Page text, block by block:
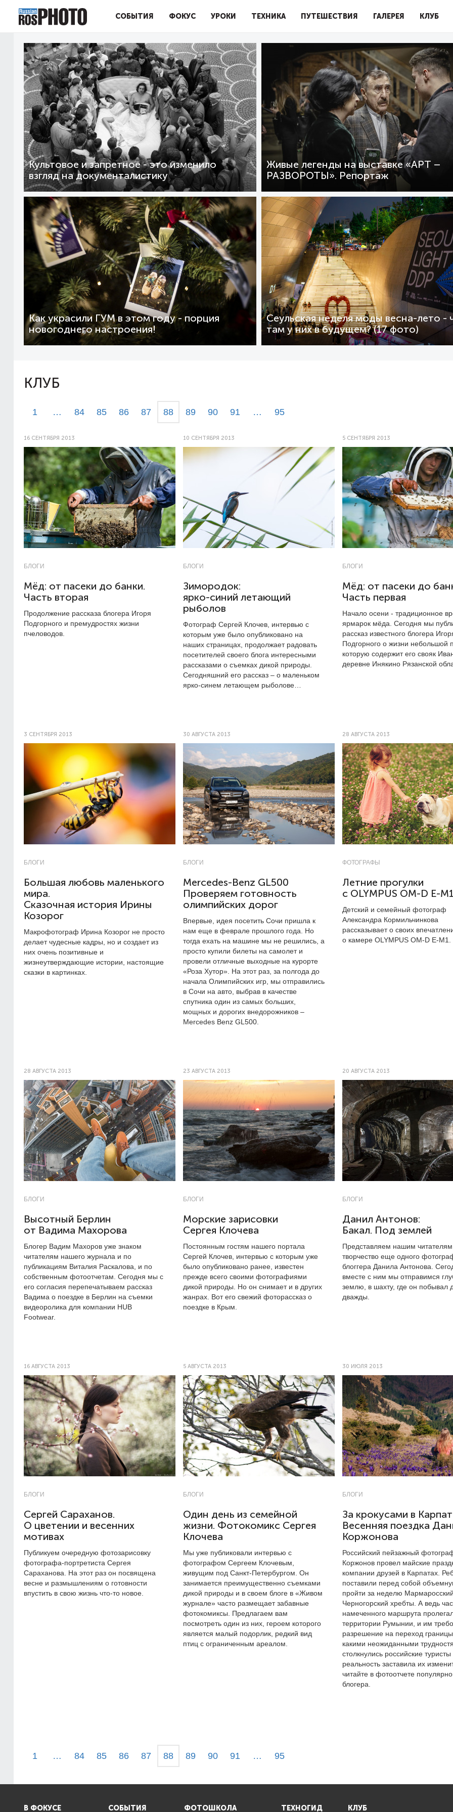
СОБЫТИЯ ФОКУС УРОКИ ТЕХНИКА ПУТЕШЕСТВИЯ ГАЛЕРЕЯ КЛУБ
Культовое и запретное - это изменило
взгляд на документалистику
Живые легенды на выставке «АРТ –
РАЗВОРОТЫ». Репортаж
Как украсили ГУМ в этом году - порция
новогоднего настроения!
Сеульская неделя моды весна-лето -
там у них в будущем? (17 фото)
КЛУБ
1 … 84 85 86 87 88 89 90 91 … 95
16 СЕНТЯБРЯ 2013
БЛОГИ
Мёд: от пасеки до банки.
Часть вторая
Продолжение рассказа блогера Игоря
Подгорного и премудростях жизни
пчеловодов.
10 СЕНТЯБРЯ 2013
БЛОГИ
Зимородок:
ярко-синий летающий
рыболов
Фотограф Сергей Клочев, интервью с
которым уже было опубликовано на
наших страницах, продолжает радовать
посетителей своего блога интересными
рассказами о съемках дикой природы.
Сегодняшний его рассказ – о маленьком
ярко-синем летающем рыболове…
5 СЕНТЯБРЯ 2013
БЛОГИ
Мёд: от пасеки до
Часть первая
Начало осени - традиционное
ярмарок мёда. Сегодня мы
рассказ известного блогера
Подгорного о жизни небольшой
которую содержит его свояк
деревне Инякино Рязанской
3 СЕНТЯБРЯ 2013
БЛОГИ
Большая любовь маленького
мира.
Сказочная история Ирины
Козорог
Макрофотограф Ирина Козорог не просто
делает чудесные кадры, но и создает из
них очень позитивные и
жизнеутверждающие истории, настоящие
сказки в картинках.
30 АВГУСТА 2013
БЛОГИ
Mercedes-Benz GL500
Проверяем готовность
олимпийских дорог
Впервые, идея посетить Сочи пришла к
нам еще в феврале прошлого года. Но
тогда ехать на машине мы не решились, а
просто купили билеты на самолет и
провели отличные выходные на курорте
«Роза Хутор». На этот раз, за полгода до
начала Олимпийских игр, мы отправились
в Сочи на авто, выбрав в качестве
спутника один из самых больших,
мощных и дорогих внедорожников –
Mercedes Benz GL500.
28 АВГУСТА 2013
ФОТОГРАФЫ
Летние прогулки
с OLYMPUS OM-D E-
Детский и семейный фотограф
Александра Кормильчинкова
рассказывает о своих
о камере OLYMPUS OM-D E-M1.
28 АВГУСТА 2013
БЛОГИ
Высотный Берлин
от Вадима Махорова
Блогер Вадим Махоров уже знаком
читателям нашего журнала и по
публикациям Виталия Раскалова, и по
собственным фотоотчетам. Сегодня мы с
его согласия перепечатываем рассказ
Вадима о поездке в Берлин на съемки
видеоролика для компании HUB
Footwear.
23 АВГУСТА 2013
БЛОГИ
Морские зарисовки
Сергея Клочева
Постоянным гостям нашего портала
Сергей Клочев, интервью с которым уже
было опубликовано ранее, известен
прежде всего своими фотографиями
дикой природы. Но он снимает и в других
жанрах. Вот его свежий фоторассказ о
поездке в Крым.
20 АВГУСТА 2013
БЛОГИ
Данил Антонов:
Бакал. Под землей
Представляем нашим читателям
творчество еще одного
блоггера Данила Антонова.
вместе с ним мы отправимся
землю, в шахту, где он побывал
дважды.
16 АВГУСТА 2013
БЛОГИ
Сергей Сараханов.
О цветении и весенних
мотивах
Публикуем очередную фотозарисовку
фотографа-портретиста Сергея
Сараханова. На этот раз он посвящена
весне и размышлениям о готовности
впустить в свою жизнь что-то новое.
5 АВГУСТА 2013
БЛОГИ
Один день из семейной
жизни. Фотокомикс Сергея
Клочева
Мы уже публиковали интервью с
фотографом Сергеем Клочевым,
живущим под Санкт-Петербургом. Он
занимается преимущественно съемками
дикой природы и в своем блоге в «Живом
журнале» часто размещает забавные
фотокомиксы. Предлагаем вам
посмотреть один из них, героем которого
является малый подорлик, редкий вид
птиц с ограниченным ареалом.
30 ИЮЛЯ 2013
БЛОГИ
За крокусами в
Весенняя поездка
Коржонова
Российский пейзажный
Коржонов провел майские
компании друзей в Карпатах.
поставили перед собой
пройти за неделю
Черногорский хребты. А ведь
намеченного маршрута
территории Румынии, и им
разрешение на переход
какими неожиданными
столкнулись российские туристы
реальность заставила их
читайте в фотоотчете
блогера.
1 … 84 85 86 87 88 89 90 91 … 95
В ФОКУСЕ СОБЫТИЯ ФОТОШКОЛА ТЕХНОГИД КЛУБ